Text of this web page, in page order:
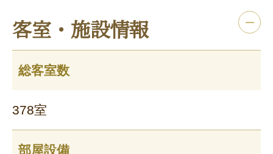
客室・施設情報
総客室数
378室
部屋設備